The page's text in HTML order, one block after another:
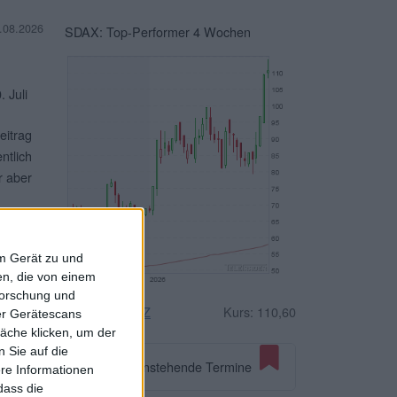
Gerät zu und
die von einem
und
Gerätescans
klicken, um der
Sie auf die
Informationen
die
Juli
aber
und
Das
SDAX: Top-Performer 4 Wochen
Drägerwerk VZ Kurs: 110,60
Anstehende Termine